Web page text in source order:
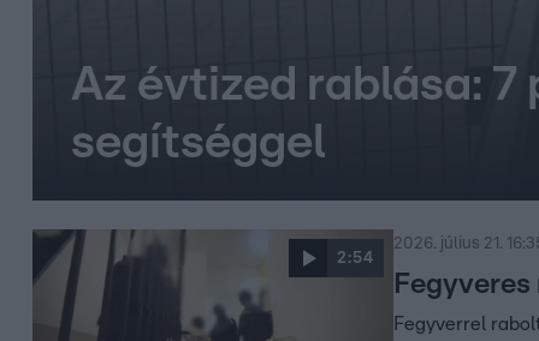
Az évtized rablása:
segítséggel
2:54
2026. július 21.
Fegyverrel